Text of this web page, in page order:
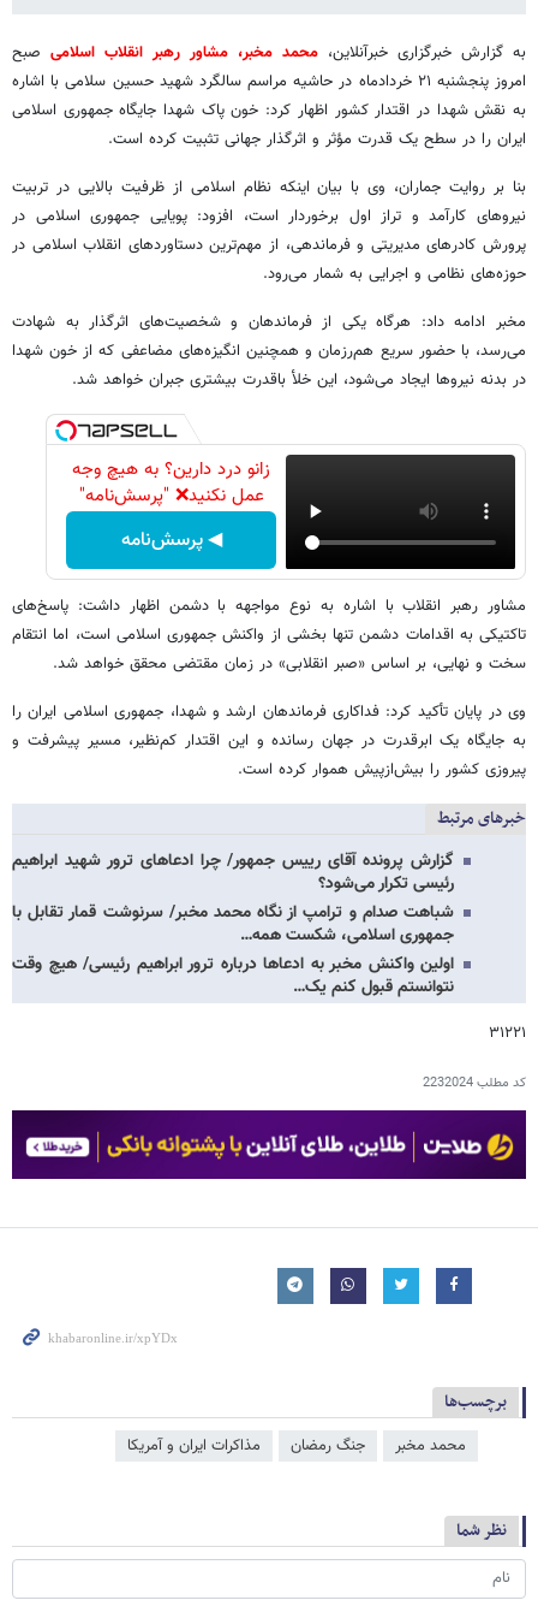
به گزارش خبرگزاری خبرآنلاین، محمد مخبر، مشاور رهبر انقلاب اسلامی صبح
امروز پنجشنبه ۲۱ خردادماه در حاشیه مراسم سالگرد شهید حسین سلامی با اشاره
به نقش شهدا در اقتدار کشور اظهار کرد: خون پاک شهدا جایگاه جمهوری اسلامی
ایران را در سطح یک قدرت مؤثر و اثرگذار جهانی تثبیت کرده است.
بنا بر روایت جماران، وی با بیان اینکه نظام اسلامی از ظرفیت بالایی در تربیت
نیروهای کارآمد و تراز اول برخوردار است، افزود: پویایی جمهوری اسلامی در
پرورش کادرهای مدیریتی و فرماندهی، از مهم‌ترین دستاوردهای انقلاب اسلامی در
حوزه‌های نظامی و اجرایی به شمار می‌رود.
مخبر ادامه داد: هرگاه یکی از فرماندهان و شخصیت‌های اثرگذار به شهادت
می‌رسد، با حضور سریع هم‌رزمان و همچنین انگیزه‌های مضاعفی که از خون شهدا
در بدنه نیروها ایجاد می‌شود، این خلأ باقدرت بیشتری جبران خواهد شد.
زانو درد دارین؟ به هیچ وجه
عمل نکنید❌ "پرسش‌نامه"
◀ پرسش‌نامه
مشاور رهبر انقلاب با اشاره به نوع مواجهه با دشمن اظهار داشت: پاسخ‌های
تاکتیکی به اقدامات دشمن تنها بخشی از واکنش جمهوری اسلامی است، اما انتقام
سخت و نهایی، بر اساس «صبر انقلابی» در زمان مقتضی محقق خواهد شد.
وی در پایان تأکید کرد: فداکاری فرماندهان ارشد و شهدا، جمهوری اسلامی ایران را
به جایگاه یک ابرقدرت در جهان رسانده و این اقتدار کم‌نظیر، مسیر پیشرفت و
پیروزی کشور را بیش‌ازپیش هموار کرده است.
خبرهای مرتبط
گزارش پرونده آقای رییس جمهور/ چرا ادعاهای ترور شهید ابراهیم
رئیسی تکرار می‌شود؟
شباهت صدام و ترامپ از نگاه محمد مخبر/ سرنوشت قمار تقابل با
جمهوری اسلامی، شکست همه…
اولین واکنش مخبر به ادعاها درباره ترور ابراهیم رئیسی/ هیچ وقت
نتوانستم قبول کنم یک…
۳۱۲۲۱
کد مطلب2232024
برچسب‌ها
محمد مخبر جنگ رمضان مذاکرات ایران و آمریکا
نظر شما